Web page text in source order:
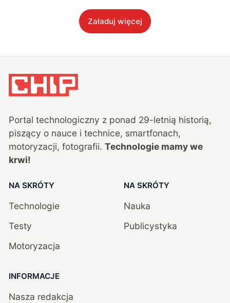
Załaduj więcej
Portal technologiczny z ponad 29-letnią historią,
piszący o nauce i technice, smartfonach,
motoryzacji, fotografii. Technologie mamy we
krwi!
NA SKRÓTY
Technologie
Testy
Motoryzacja
NA SKRÓTY
Nauka
Publicystyka
INFORMACJE
Nasza redakcja